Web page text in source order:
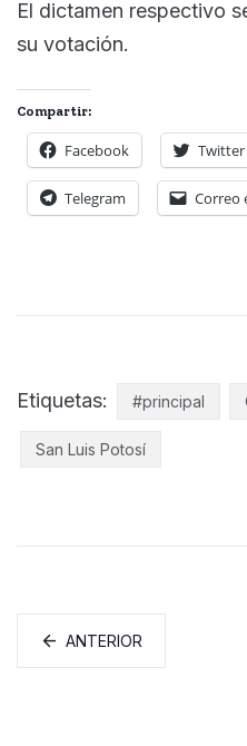
El dictamen respectivo
su votación.
Compartir:
Facebook Twitter
Telegram Correo
Etiquetas: #principal
San Luis Potosí
ANTERIOR